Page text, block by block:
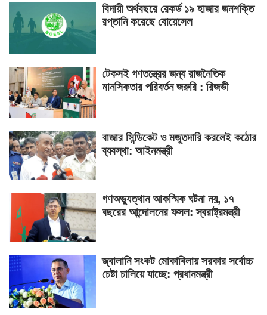
বিদায়ী অর্থবছরে রেকর্ড ১৯ হাজার জনশক্তি
রপ্তানি করেছে বোয়েসেল
টেকসই গণতন্ত্রের জন্য রাজনৈতিক
মানসিকতার পরিবর্তন জরুরি : রিজভী
বাজার সিন্ডিকেট ও মজুতদারি করলেই কঠোর
ব্যবস্থা: আইনমন্ত্রী
গণঅভ্যুত্থান আকস্মিক ঘটনা নয়, ১৭
বছরের আন্দোলনের ফসল: স্বরাষ্ট্রমন্ত্রী
জ্বালানি সংকট মোকাবিলায় সরকার সর্বোচ্চ
চেষ্টা চালিয়ে যাচ্ছে: প্রধানমন্ত্রী